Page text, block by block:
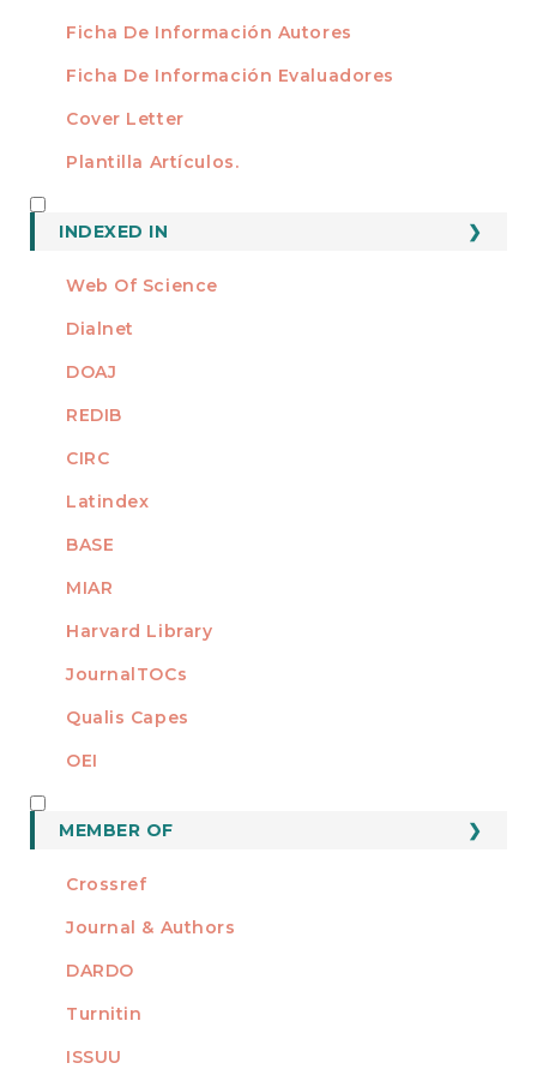
Ficha De Información Autores
Ficha De Información Evaluadores
Cover Letter
Plantilla Artículos.
INDEXED IN
Web Of Science
Dialnet
DOAJ
REDIB
CIRC
Latindex
BASE
MIAR
Harvard Library
JournalTOCs
Qualis Capes
OEI
MEMBER OF
Crossref
Journal & Authors
DARDO
Turnitin
ISSUU